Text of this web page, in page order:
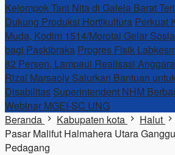
Kelompok Tani Nita di Galela Barat
Dukung Produksi Hortikultura Perkuat
Muda, Kodim 1514/Morotai Gelar
bagi Paskibraka Progres Fisik
82 Persen, Lampaui Realisasi
Rizal Marsaoly Salurkan Bantuan
Disabilitas Superintendent NHM
Webinar MGEI-SC UNG
Beranda
Kabupaten kota Halut
Pasar Malifut Halmahera Utara
Pedagang